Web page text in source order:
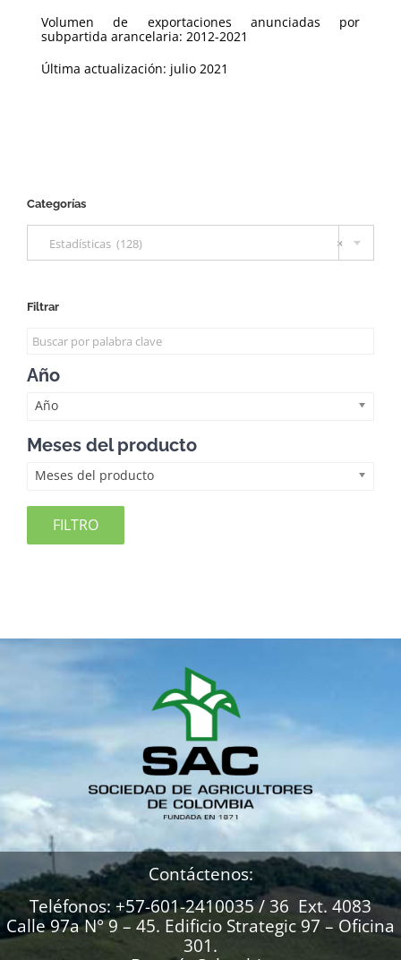
Volumen de exportaciones anunciadas por
subpartida arancelaria: 2012-2021
Última actualización: julio 2021
Categorías
×
Estadísticas (128)
Filtrar
Año
Año
Meses del producto
Meses del producto
FILTRO
Contáctenos:
Teléfonos: +57-601-2410035 / 36 Ext. 4083
Calle 97a N° 9 – 45. Edificio Strategic 97 – Oficina
301.